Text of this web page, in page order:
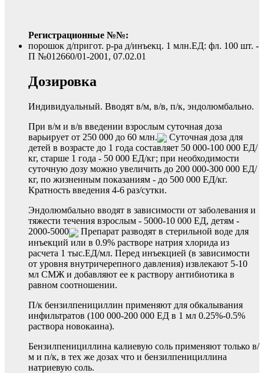
Регистрационные №№:
порошок д/пригот. р-ра д/инъекц. 1 млн.ЕД: фл. 100 шт. -
П №012660/01-2001, 07.02.01
Дозировка
Индивидуальный. Вводят в/м, в/в, п/к, эндолюмбально.
При в/м и в/в введении взрослым суточная доза
варьирует от 250 000 до 60 млн.
Суточная доза для
детей в возрасте до 1 года составляет 50 000-100 000 ЕД/
кг, старше 1 года - 50 000 ЕД/кг; при необходимости
суточную дозу можно увеличить до 200 000-300 000 ЕД/
кг, по жизненным показаниям - до 500 000 ЕД/кг.
Кратность введения 4-6 раз/сутки.
Эндолюмбально вводят в зависимости от заболевания и
тяжести течения взрослым - 5000-10 000 ЕД, детям -
2000-5000
Препарат разводят в стерильной воде для
инъекций или в 0.9% растворе натрия хлорида из
расчета 1 тыс.ЕД/мл. Перед инъекцией (в зависимости
от уровня внутричерепного давления) извлекают 5-10
мл СМЖ и добавляют ее к раствору антибиотика в
равном соотношении.
П/к бензилпенициллин применяют для обкалывания
инфильтратов (100 000-200 000 ЕД в 1 мл 0.25%-0.5%
раствора новокаина).
Бензилпенициллина калиевую соль применяют только в/
м и п/к, в тех же дозах что и бензилпенициллина
натриевую соль.